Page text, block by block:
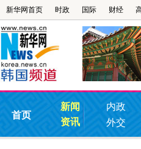
新华网首页 时政 国际 财经
首页
新闻
资讯
内政
外交